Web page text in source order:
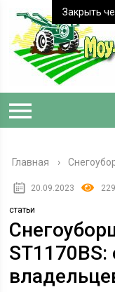
Главная ›
20.09.2023
статьи
Закрыть